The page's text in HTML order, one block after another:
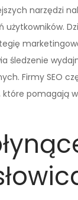
narzędzi
śledzenie
Firmy SEO
które